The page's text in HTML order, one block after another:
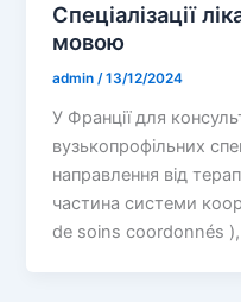
Спеціалізації
мовою
admin /13/12/2024
У Франції для
вузькопрофільних
направлення від
частина системи
de soins coordonnés